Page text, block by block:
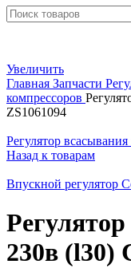
Увеличить
Главная Запчасти
компрессоров
ZS1061094
Регулятор
Назад к товарам
Впускной регулятор
230в (l30)